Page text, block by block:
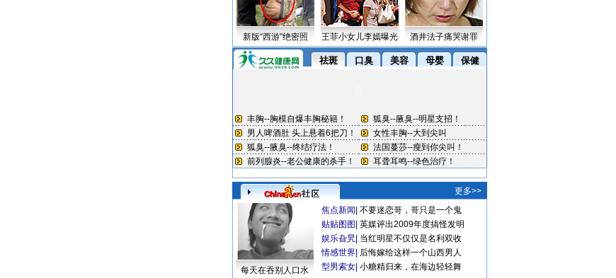
新版“西游”绝密照 王菲小女儿李嫣曝光 酒井法子痛哭谢罪
更多>>
每天在吞别人口水
焦点新闻 不要迷恋哥，哥只是一个鬼
贴贴图图 英媒评出2009年度搞怪发明
娱乐旮旯 当红明星不仅仅是名利双收
情感世界 后悔嫁给这样一个山西男人
型男索女 小糖精归来，在海边轻轻舞